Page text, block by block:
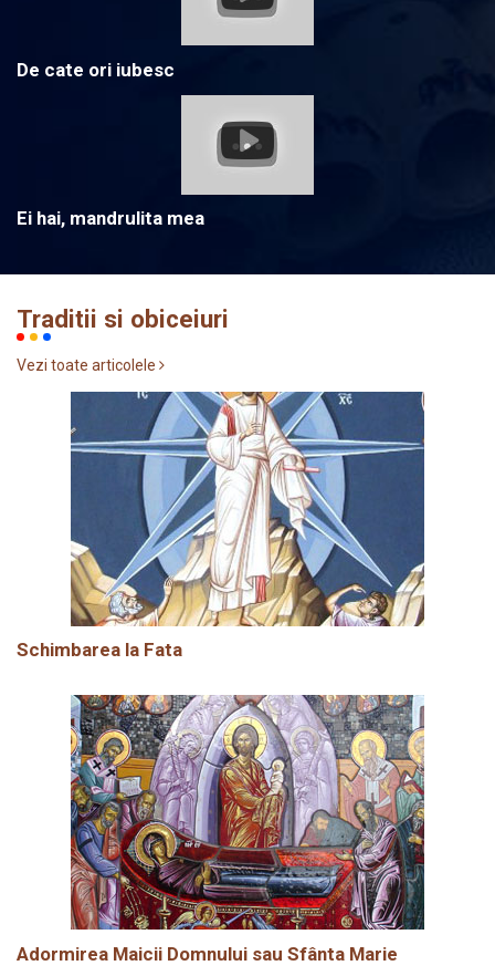
De cate ori iubesc
Ei hai, mandrulita mea
Traditii si obiceiuri
Vezi toate articolele
Schimbarea la Fata
Adormirea Maicii Domnului sau Sfânta Marie